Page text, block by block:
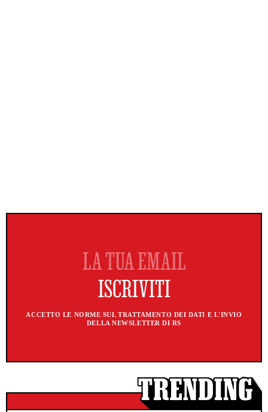
ACCETTO LE NORME SUL TRATTAMENTO DEI DATI E L'INVIO
DELLA NEWSLETTER DI RS